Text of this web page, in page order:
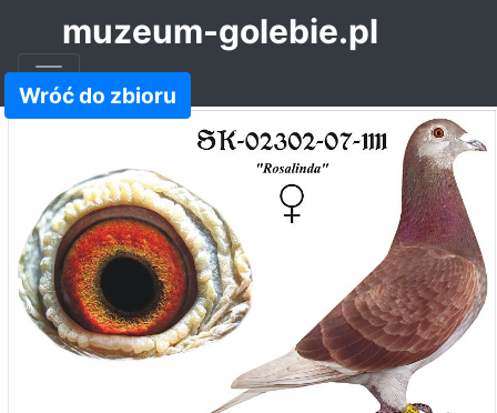
muzeum-golebie.pl
Wróć do zbioru